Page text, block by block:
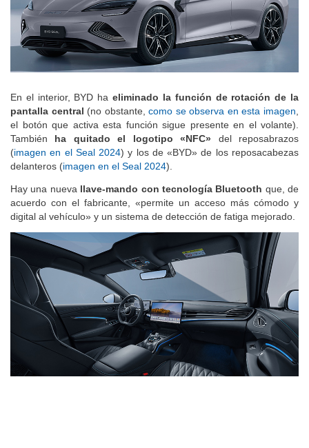
En el interior, BYD haeliminado la función de rotación de la
pantalla central (no obstante,como se observa en esta imagen,
el botón que activa esta función sigue presente en el volante).
También ha quitado el logotipo «NFC» del reposabrazos
(imagen en el Seal 2024) y los de «BYD» de los reposacabezas
delanteros (imagen en el Seal 2024).
Hay una nueva llave-mando con tecnología Bluetooth que, de
acuerdo con el fabricante, «permite un acceso más cómodo y
digital al vehículo» y un sistema de detección de fatiga mejorado.